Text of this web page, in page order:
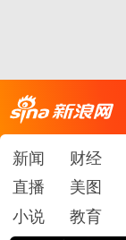
新闻 财经
直播
美图
小说
教育